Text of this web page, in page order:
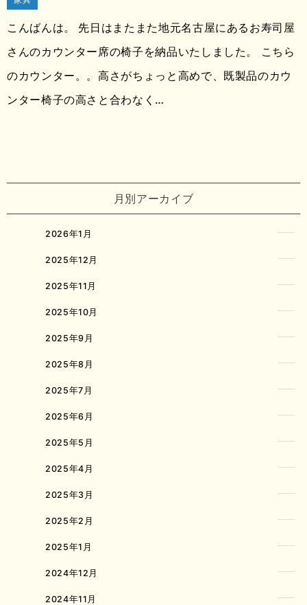
こんばんは。 先日はまたまた地元名古屋にあるお寿司屋
さんのカウンター席の椅子を納品いたしました。 こちら
のカウンター。。高さがちょっと高めで、既製品のカウ
ンター椅子の高さと合わなく…
月別アーカイブ
2026年1月
2025年12月
2025年11月
2025年10月
2025年9月
2025年8月
2025年7月
2025年6月
2025年5月
2025年4月
2025年3月
2025年2月
2025年1月
2024年12月
2024年11月